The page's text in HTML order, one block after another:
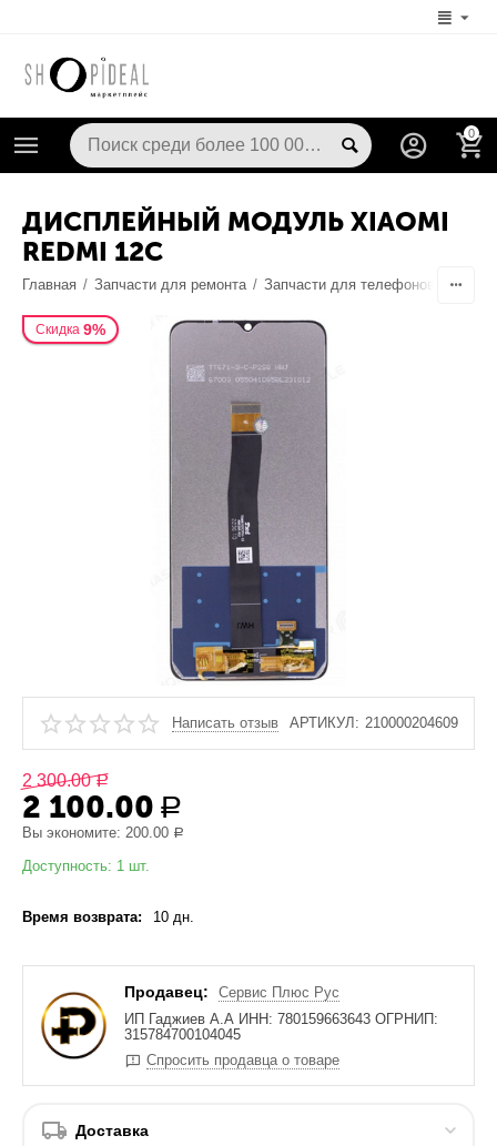
0
ДИСПЛЕЙНЫЙ МОДУЛЬ XIAOMI
REDMI 12C
Главная / Запчасти для ремонта / Запчасти для телефонов
Скидка 9%
Написать отзыв АРТИКУЛ: 210000204609
2 300.00 Р
2 100.00 Р
Вы экономите:200.00 Р
Доступность: 1 шт.
Время возврата: 10 дн.
Продавец:
Сервис Плюс Рус
ИП Гаджиев А.А ИНН: 780159663643 ОГРНИП:
315784700104045
Спросить продавца о товаре
Доставка